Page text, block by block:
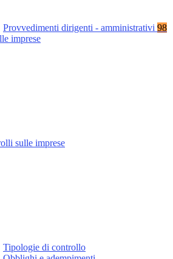
Provvedimenti dirigenti - amministrativi 98
imprese
sulle imprese
Tipologie di controllo